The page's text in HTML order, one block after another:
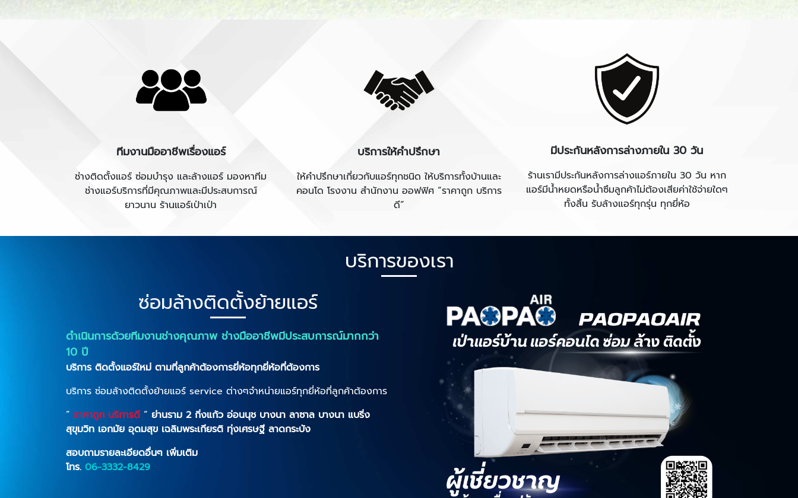
ทีมงานมืออาชีพเรื่องแอร์
ช่างติดตั้งแอร์ ซ่อมบำรุง และล้างแอร์ มองหาทีม
ช่างแอร์บริการที่มีคุณภาพและมีประสบการณ์
ยาวนาน ร้านแอร์เป่าเป่า
บริการให้คำปรึกษา
ให้คำปรึกษาเกี่ยวกับแอร์ทุกชนิด ให้บริการทั้งบ้านและ
คอนโด โรงงาน สำนักงาน ออฟฟิศ “ราคาถูก บริการ
ดี”
มีประกันหลังการล่างภายใน 30 วัน
ร้านเรามีประกันหลังการล่างแอร์ภายใน 30 วัน หาก
แอร์มีน้ำหยดหรือน้ำซึมลูกค้าไม่ต้องเสียค่าใช้จ่ายใดๆ
ทั้งสิ้น รับล้างแอร์ทุกรุ่น ทุกยี่ห้อ
บริการของเรา
ซ่อมล้างติดตั้งย้ายแอร์
ดำเนินการด้วยทีมงานช่างคุณภาพ ช่างมืออาชีพมีประสบการณ์มากกว่า
10 ปี
บริการ ติดตั้งแอร์ใหม่ ตามที่ลูกค้าต้องการยี่ห้อทุกยี่ห้อที่ต้องการ
บริการ ซ่อมล้างติดตั้งย้ายแอร์ service ต่างๆจำหน่ายแอร์ทุกยี่ห้อที่ลูกค้าต้องการ
” ราคาถูก บริการดี “ ย่านราม 2 กิ่งแก้ว อ่อนนุช บางนา ลาซาล บางนา แบริ่ง
สุขุมวิท เอกมัย อุดมสุข เฉลิมพระเกียรติ ทุ่งเศรษฐี ลาดกระบัง
สอบถามรายละเอียดอื่นๆ เพิ่มเติม
โทร. 06-3332-8429